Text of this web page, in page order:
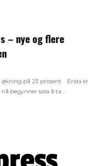
– nye og flere
økning på 23 prosent. Enda er
begynner sola å ta...